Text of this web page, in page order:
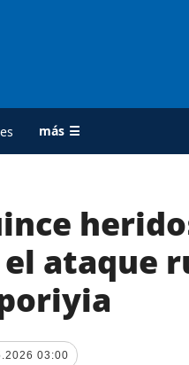
más ☰
AGENCIA
contacto
condiciones de
ataque
03:00